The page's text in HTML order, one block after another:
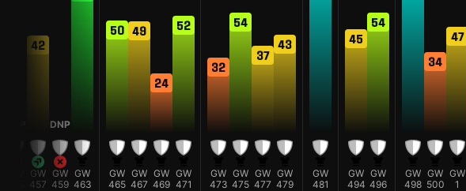
42
GW
457
DNP
GW
459
GW
463
50
GW
465
49
GW
467
24
GW
469
52
GW
471
32
GW
473
54
GW
475
37
GW
477
43
GW
479
GW
481
45
GW
494
54
GW
496
GW
498
34
GW
500
47
GW
1